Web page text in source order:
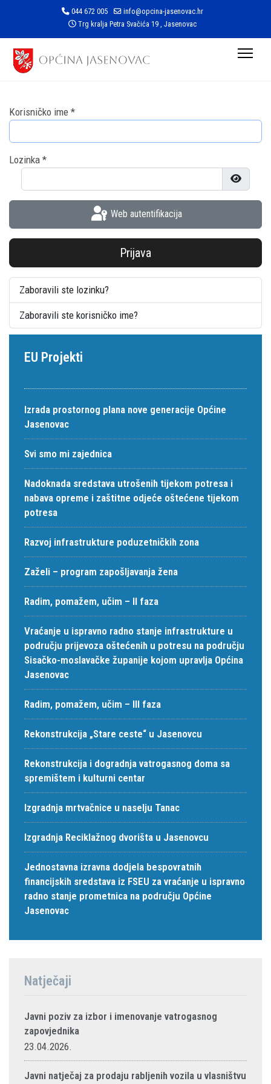
044 672 005
info@opcina-jasenovac.hr
Trg kralja Petra Svačića 19 , Jasenovac
Korisničko ime *
Lozinka *
Prikaži
Web autentifikacija
Prijava
Zaboravili ste lozinku?
Zaboravili ste korisničko ime?
EU Projekti
Izrada prostornog plana nove generacije Općine
Jasenovac
Svi smo mi zajednica
Nadoknada sredstava utrošenih tijekom potresa i
nabava opreme i zaštitne odjeće oštećene tijekom
potresa
Razvoj infrastrukture poduzetničkih zona
Zaželi – program zapošljavanja žena
Radim, pomažem, učim – II faza
Vraćanje u ispravno radno stanje infrastrukture u
području prijevoza oštećenih u potresu na području
Sisačko-moslavačke županije kojom upravlja Općina
Jasenovac
Radim, pomažem, učim – III faza
Rekonstrukcija „Stare ceste“ u Jasenovcu
Rekonstrukcija i dogradnja vatrogasnog doma sa
spremištem i kulturni centar
Izgradnja mrtvačnice u naselju Tanac
Izgradnja Reciklažnog dvorišta u Jasenovcu
Jednostavna izravna dodjela bespovratnih
financijskih sredstava iz FSEU za vraćanje u ispravno
radno stanje prometnica na području Općine
Jasenovac
Natječaji
Javni poziv za izbor i imenovanje vatrogasnog
zapovjednika
23.04.2026.
Javni natječaj za prodaju rabljenih vozila u vlasništvu